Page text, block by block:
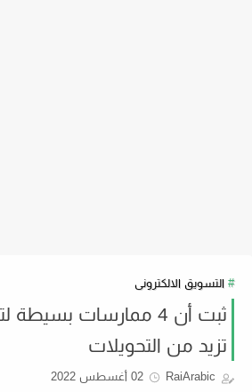
التسويق الالكترونى
ثبت أن 4 ممارسات
تزيد من التحويلات
RaiArabic 02 أغسطس 2022